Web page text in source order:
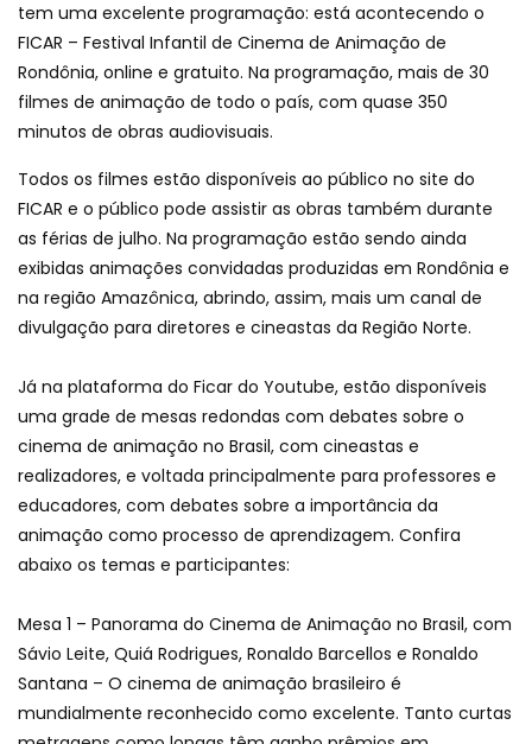
tem uma excelente programação: está acontecendo o
FICAR – Festival Infantil de Cinema de Animação de
Rondônia, online e gratuito. Na programação, mais de 30
filmes de animação de todo o país, com quase 350
minutos de obras audiovisuais.
Todos os filmes estão disponíveis ao público no site do
FICAR e o público pode assistir as obras também durante
as férias de julho. Na programação estão sendo ainda
exibidas animações convidadas produzidas em Rondônia e
na região Amazônica, abrindo, assim, mais um canal de
divulgação para diretores e cineastas da Região Norte.
Já na plataforma do Ficar do Youtube, estão disponíveis
uma grade de mesas redondas com debates sobre o
cinema de animação no Brasil, com cineastas e
realizadores, e voltada principalmente para professores e
educadores, com debates sobre a importância da
animação como processo de aprendizagem. Confira
abaixo os temas e participantes:
Mesa 1 – Panorama do Cinema de Animação no Brasil, com
Sávio Leite, Quiá Rodrigues, Ronaldo Barcellos e Ronaldo
Santana – O cinema de animação brasileiro é
mundialmente reconhecido como excelente. Tanto curtas